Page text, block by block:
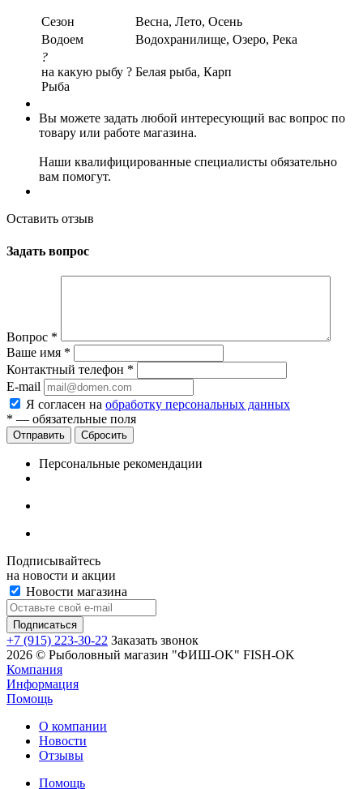
Сезон
Весна, Лето, Осень
Водоем
Водохранилище, Озеро, Река
?
на какую рыбу ?
Рыба
Белая рыба, Карп
Вы можете задать любой интересующий вас вопрос по
товару или работе магазина.
Наши квалифицированные специалисты обязательно
вам помогут.
Оставить отзыв
Задать вопрос
Вопрос *
Ваше имя *
Контактный телефон *
E-mail
Я согласен на обработку персональных данных
* — обязательные поля
Сбросить
Персональные рекомендации
Подписывайтесь
на новости и акции
Новости магазина
+7 (915) 223-30-22 Заказать звонок
2026 © Рыболовный магазин "ФИШ-OK" FISH-OK
Компания
Информация
Помощь
О компании
Новости
Отзывы
Помощь